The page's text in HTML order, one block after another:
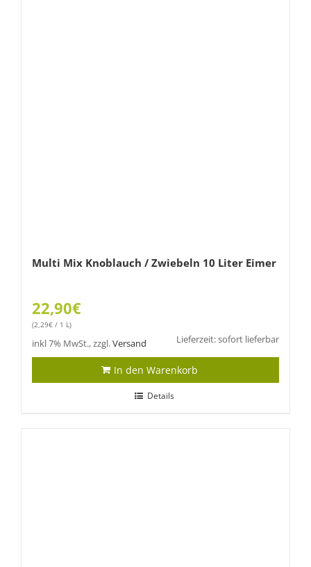
Multi Mix Knoblauch / Zwiebeln 10 Liter Eimer
22,90€
(2,29€ / 1 L)
inkl 7% MwSt., zzgl.Versand Lieferzeit: sofort lieferbar
In den Warenkorb
Details